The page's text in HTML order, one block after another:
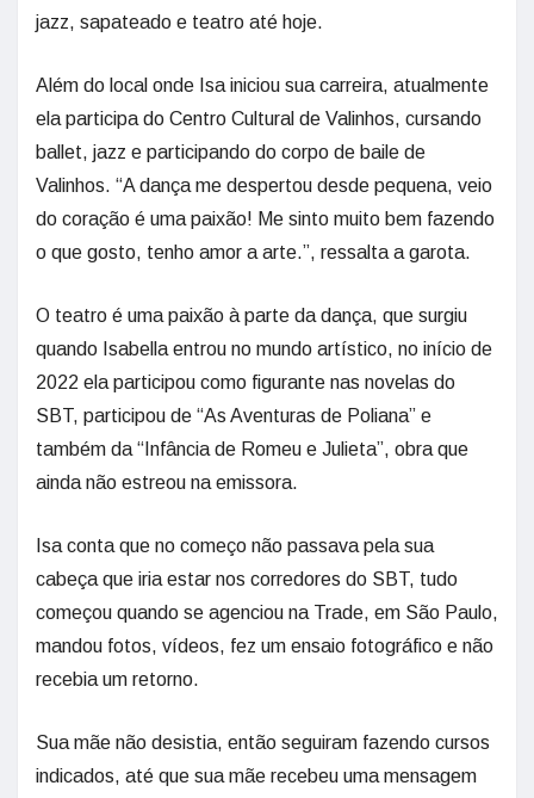
jazz, sapateado e teatro até hoje.
Além do local onde Isa iniciou sua carreira, atualmente
ela participa do Centro Cultural de Valinhos, cursando
ballet, jazz e participando do corpo de baile de
Valinhos. “A dança me despertou desde pequena, veio
do coração é uma paixão! Me sinto muito bem fazendo
o que gosto, tenho amor a arte.”, ressalta a garota.
O teatro é uma paixão à parte da dança, que surgiu
quando Isabella entrou no mundo artístico, no início de
2022 ela participou como figurante nas novelas do
SBT, participou de “As Aventuras de Poliana” e
também da “Infância de Romeu e Julieta”, obra que
ainda não estreou na emissora.
Isa conta que no começo não passava pela sua
cabeça que iria estar nos corredores do SBT, tudo
começou quando se agenciou na Trade, em São Paulo,
mandou fotos, vídeos, fez um ensaio fotográfico e não
recebia um retorno.
Sua mãe não desistia, então seguiram fazendo cursos
indicados, até que sua mãe recebeu uma mensagem